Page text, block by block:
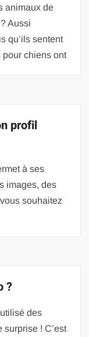
animaux de
Aussi
qu’ils sentent
pour chiens ont
profil
à ses
images, des
souhaitez
?
des
! C’est